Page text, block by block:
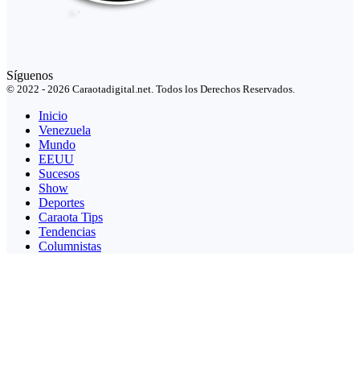
Síguenos
© 2022 - 2026 Caraotadigital.net. Todos los Derechos Reservados.
Inicio
Venezuela
Mundo
EEUU
Sucesos
Show
Deportes
Caraota Tips
Tendencias
Columnistas